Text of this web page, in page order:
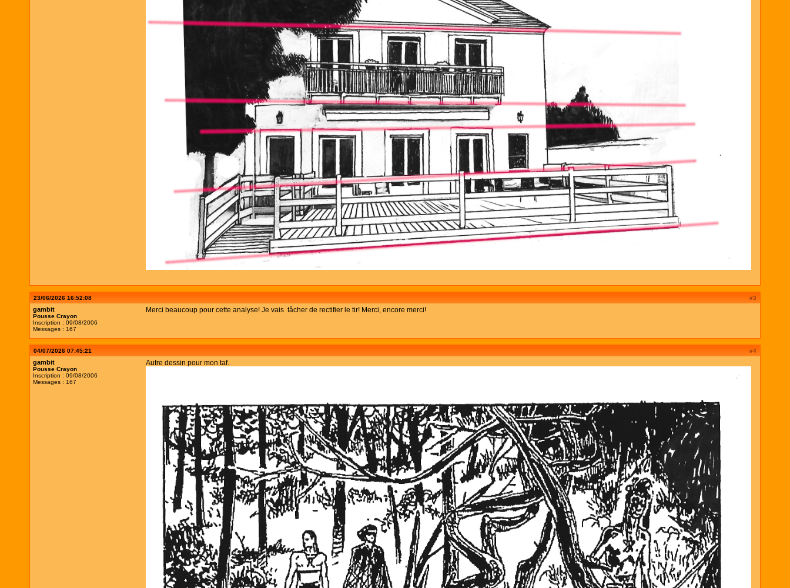
#3
23/06/2026 16:52:08
gambit
Pousse Crayon
Inscription : 09/08/2006
Messages : 167
Merci beaucoup pour cette analyse! Je vais tâcher de rectifier le tir! Merci, encore merci!
#4
04/07/2026 07:45:21
gambit
Pousse Crayon
Inscription : 09/08/2006
Messages : 167
Autre dessin pour mon taf.